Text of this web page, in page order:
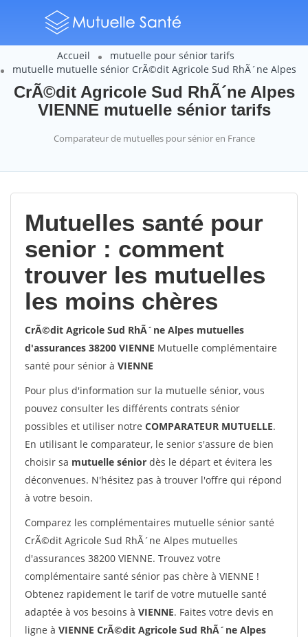
Accueil
mutuelle pour sénior tarifs
mutuelle mutuelle sénior CrÃ©dit Agricole Sud RhÃ´ne Alpes
CrÃ©dit Agricole Sud RhÃ´ne Alpes
VIENNE mutuelle sénior tarifs
Comparateur de mutuelles pour sénior en France
Mutuelles santé pour
senior : comment
trouver les mutuelles
les moins chères
CrÃ©dit Agricole Sud RhÃ´ne Alpes mutuelles
d'assurances 38200 VIENNE Mutuelle complémentaire
santé pour sénior à VIENNE
Pour plus d'information sur la mutuelle sénior, vous
pouvez consulter les différents contrats sénior
possibles et utiliser notre COMPARATEUR MUTUELLE.
En utilisant le comparateur, le senior s'assure de bien
choisir sa mutuelle sénior dès le départ et évitera les
déconvenues. N'hésitez pas à trouver l'offre qui répond
à votre besoin.
Comparez les complémentaires mutuelle sénior santé
CrÃ©dit Agricole Sud RhÃ´ne Alpes mutuelles
d'assurances 38200 VIENNE. Trouvez votre
complémentaire santé sénior pas chère à VIENNE !
Obtenez rapidement le tarif de votre mutuelle santé
adaptée à vos besoins à VIENNE. Faites votre devis en
ligne à VIENNE CrÃ©dit Agricole Sud RhÃ´ne Alpes